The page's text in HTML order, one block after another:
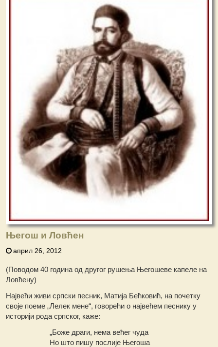
Његош и Ловћен
април 26, 2012
(Поводом 40 година од другог рушења Његошеве капеле на
Ловћену)
Највећи живи српски песник, Матија Бећковић, на почетку
своје поеме „Лелек мене“, говорећи о највећем песнику у
историји рода српског, каже:
„Боже драги, нема већег чуда
Но што пишу послије Његоша